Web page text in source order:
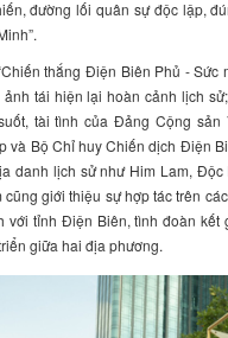
đường lối quân sự độc lập,
thắng Điện Biên Phủ - Sức
tái hiện lại hoàn cảnh lịch
tài tình của Đảng Cộng
và Bộ Chỉ huy Chiến dịch Điện
danh lịch sử như Him Lam,
cũng giới thiệu sự hợp tác trên
với tỉnh Điện Biên, tình đoàn
giữa hai địa phương.